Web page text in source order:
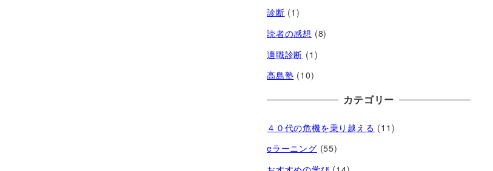
診断 (1)
読者の感想 (8)
適職診断 (1)
高島塾 (10)
カテゴリー
４０代の危機を乗り越える (11)
eラーニング (55)